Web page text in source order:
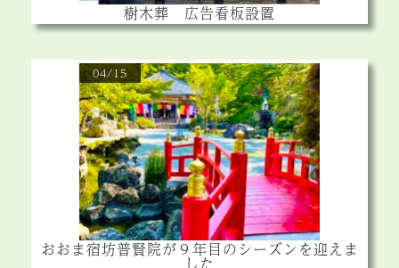
樹木葬 広告看板設置
04/15
おおま宿坊普賢院が９年目のシーズンを迎えま
した